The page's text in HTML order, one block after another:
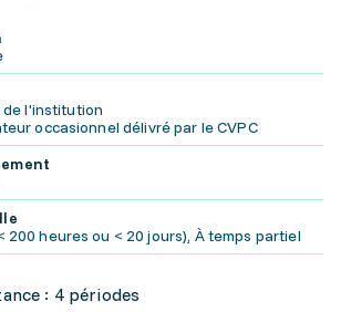
l'institution
occasionnel délivré par le CVPC
200 heures ou < 20 jours), À temps partiel
: 4 périodes